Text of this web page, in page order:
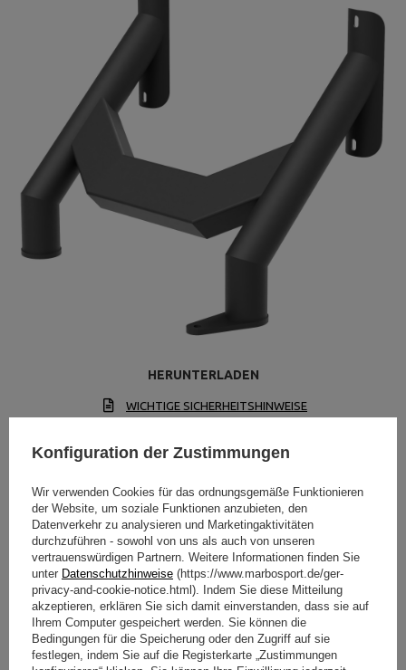
HERUNTERLADEN
WICHTIGE SICHERHEITSHINWEISE
Technische Daten
Höhe 529 mm
Breite 654 mm
Konfiguration der Zustimmungen
Wir verwenden Cookies für das ordnungsgemäße Funktionieren
der Website, um soziale Funktionen anzubieten, den
Datenverkehr zu analysieren und Marketingaktivitäten
durchzuführen - sowohl von uns als auch von unseren
vertrauenswürdigen Partnern. Weitere Informationen finden Sie
unter Datenschutzhinweise (https://www.marbosport.de/ger-
privacy-and-cookie-notice.html). Indem Sie diese Mitteilung
akzeptieren, erklären Sie sich damit einverstanden, dass sie auf
Ihrem Computer gespeichert werden. Sie können die
Bedingungen für die Speicherung oder den Zugriff auf sie
festlegen, indem Sie auf die Registerkarte „Zustimmungen